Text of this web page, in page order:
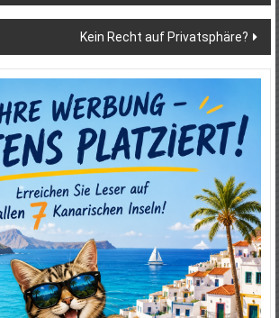
Kein Recht auf Privatsphäre?